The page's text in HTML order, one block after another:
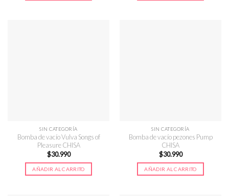
SIN CATEGORÍA
Bomba de vacío Vulva Songs of
Pleasure CHISA
$30.990
AÑADIR AL CARRITO
SIN CATEGORÍA
Bomba de vacío pezones Pump
CHISA
$30.990
AÑADIR AL CARRITO